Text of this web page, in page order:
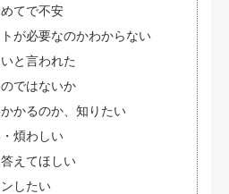
てで不安
が必要なのかわからない
と言われた
ではないか
かるのか、知りたい
煩わしい
えてほしい
したい